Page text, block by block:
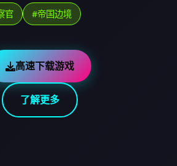
官 #帝国边境
高速下载游戏
了解更多